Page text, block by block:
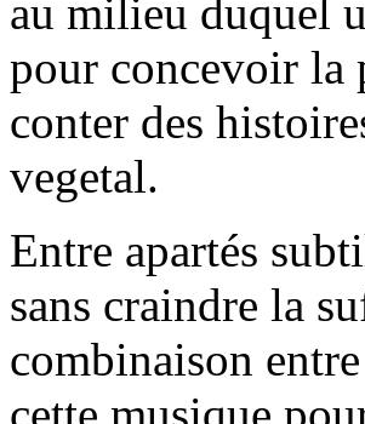
au milieu duquel
pour concevoir la
conter des
vegetal.
Entre apartés
sans craindre la
combinaison
cette musique